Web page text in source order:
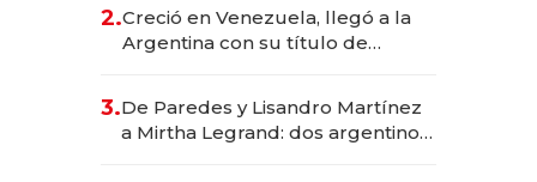
2.Creció en Venezuela, llegó a la
Argentina con su título de
las marcas "fast premium"
3.De Paredes y Lisandro Martínez
a Mirtha Legrand: dos argentinos